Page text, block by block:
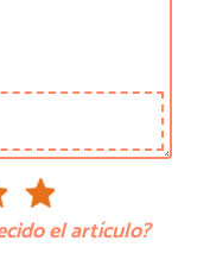
el artículo?